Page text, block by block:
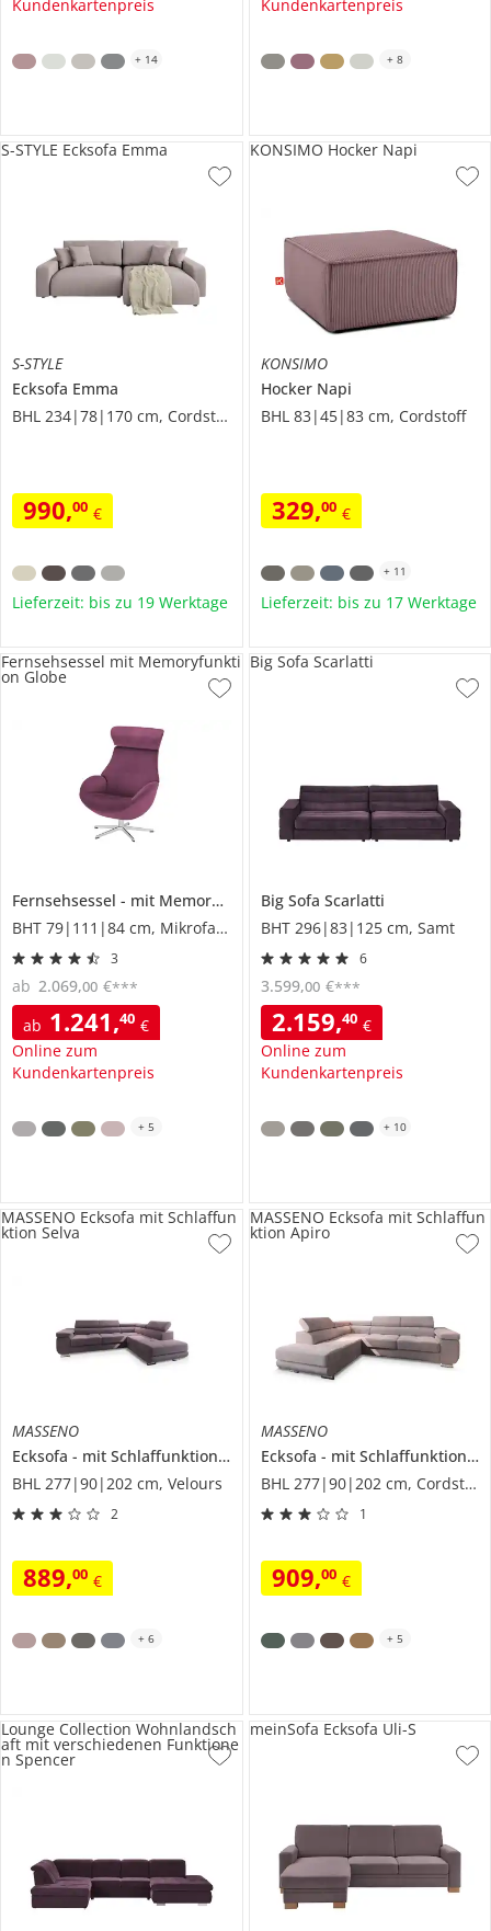
Kundenkartenpreis
+ 14
Kundenkartenpreis
+ 8
S-STYLE
Ecksofa Emma
BHL 234|78|170 cm, Cordstoff
990,00 €
S-STYLE Ecksofa Emma
Lieferzeit: bis zu 19 Werktage
KONSIMO
Hocker Napi
BHL 83|45|83 cm, Cordstoff
329,00 €
KONSIMO Hocker Napi
+ 11
Lieferzeit: bis zu 17 Werktage
Fernsehsessel mit Memoryfunktion
Globe
BHT 79|111|84 cm, Mikrofaser
3
ab 1.241,40 €
Online zum
Kundenkartenpreis
ab 2.069,00 €***
Fernsehsessel mit Memoryfunkti
on Globe
+ 5
Big Sofa Scarlatti
BHT 296|83|125 cm, Samt
6
2.159,40 €
Online zum
Kundenkartenpreis
3.599,00 €***
Big Sofa Scarlatti
+ 10
MASSENO
Ecksofa
mit Schlaffunktion
Selva
BHL 277|90|202 cm, Velours
2
889,00 €
MASSENO Ecksofa mit Schlaffun
ktion Selva
+ 6
MASSENO
Ecksofa
mit Schlaffunktion
BHL 277|90|202 cm, Cordstoff
1
909,00 €
MASSENO Ecksofa mit Schlaffun
ktion Apiro
+ 5
Lounge Collection Wohnlandsch
aft mit verschiedenen Funktione
n Spencer
meinSofa Ecksofa Uli-S